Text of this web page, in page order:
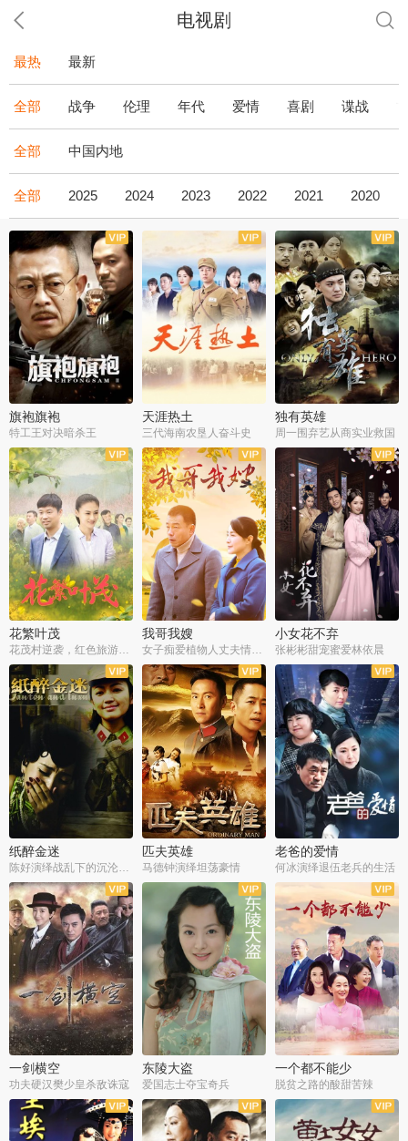
电视剧
最热 最新
全部 战争 伦理 年代 爱情 喜剧 谍战
全部 中国内地
全部 2025 2024 2023 2022 2021 2020
全43集
旗袍旗袍
特工王对决暗杀王
全36集
天涯热土
三代海南农垦人奋斗史
全34集
独有英雄
周一围弃艺从商实业救国
全34集
花繁叶茂
花茂村逆袭，红色旅游出圈
全50集
我哥我嫂
女子痴爱植物人丈夫情定一生
全51集
小女花不弃
张彬彬甜宠蜜爱林依晨
全42集
纸醉金迷
全35集
匹夫英雄
马德钟演绎坦荡豪情
全32集
老爸的爱情
何冰演绎退伍老兵的生活
全40集
一剑横空
功夫硬汉樊少皇杀敌诛寇
全33集
东陵大盗
爱国志士夺宝奇兵
全36集
一个都不能少
脱贫之路的酸甜苦辣
全25集
全50集 全23集